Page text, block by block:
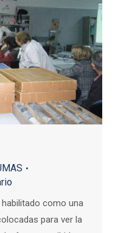
habilitado como una
para ver la